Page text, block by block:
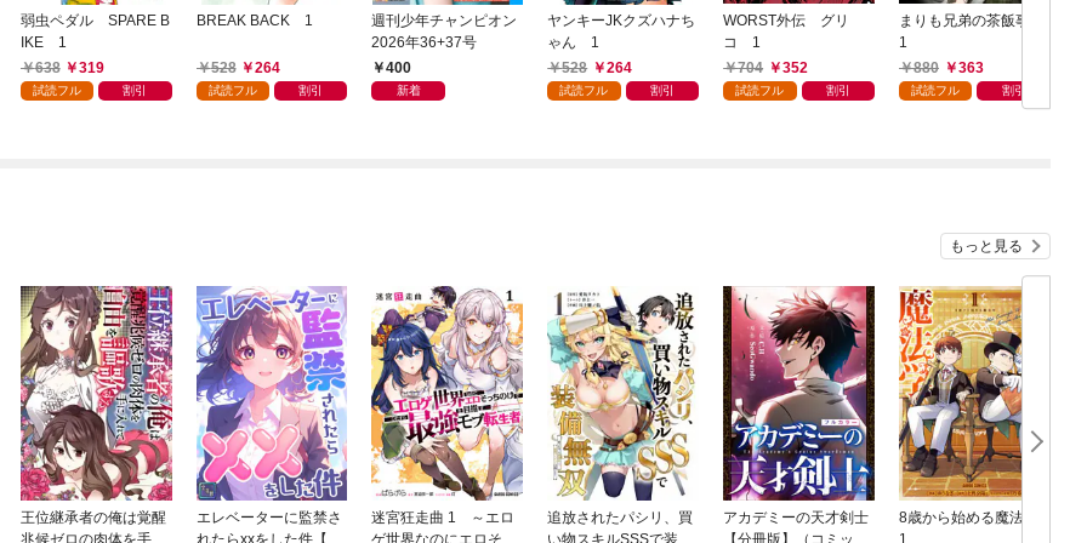
弱虫ペダル SPARE B
IKE 1
638
319
試読フル 割引
BREAK BACK 1
528 264
試読フル 割引
週刊少年チャンピオン
2026年36+37号
400
新着
ヤンキーJKクズハナち
ゃん 1
528
264
試読フル 割引
WORST外伝 グリ
コ 1
704
352
試読フル 割引
まりも兄弟の茶飯事
1
880
363
試読フル 割引
もっと見る
王位継承者の俺は覚醒
兆候ゼロの肉体を手に
エレベーターに監禁さ
れたらxxをした件【全
迷宮狂走曲 1 ～エロ
ゲ世界なのにエロそっ
追放されたパシリ、買
い物スキルSSSで装備
アカデミーの天才剣士
【分冊版】（コミッ
8歳から始める魔法学
1